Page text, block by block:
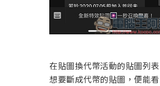
在貼圖換代幣活動的貼圖列
想要斷成代幣的貼圖，便能